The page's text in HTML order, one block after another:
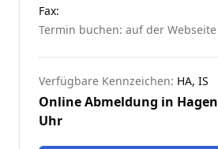
Fax:
Termin buchen: auf der Webseite
Verfügbare Kennzeichen: HA, IS
Online Abmeldung in Hagen
Uhr